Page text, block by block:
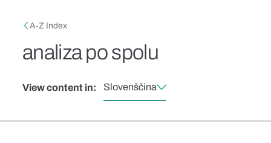
Breadcrumb
A-Z Index
analiza po spolu
View content in: Slovenščina